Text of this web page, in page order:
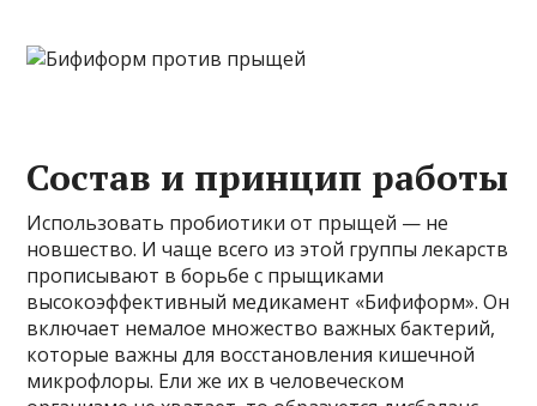
Состав и принцип работы
Использовать пробиотики от прыщей — не
новшество. И чаще всего из этой группы лекарств
прописывают в борьбе с прыщиками
высокоэффективный медикамент «Бифиформ». Он
включает немалое множество важных бактерий,
которые важны для восстановления кишечной
микрофлоры. Ели же их в человеческом